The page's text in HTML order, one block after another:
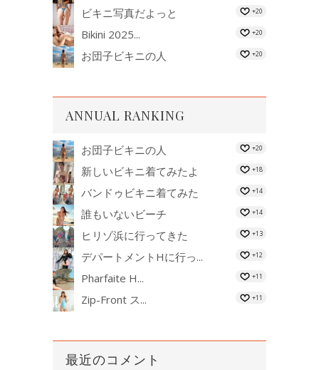
ビキニ写真だよっと +20
Bikini 2025... +20
お団子ビキニの人 +20
ANNUAL RANKING
お団子ビキニの人 +20
新しいビキニ着てみたよ +18
バンドゥビキニ着てみた +14
誰もいないビーチ +14
ヒリゾ浜に行ってきた +13
デパートメントHに行っ... +12
Pharfaite H... +11
Zip-Front ス... +11
最近のコメント